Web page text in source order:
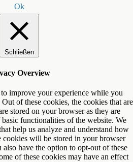
Ok
Schließen
Overview
improve your experience while you
of these cookies, the cookies that are
stored on your browser as they are
functionalities of the website. We
help us analyze and understand how
cookies will be stored in your browser
have the option to opt-out of these
of these cookies may have an effect